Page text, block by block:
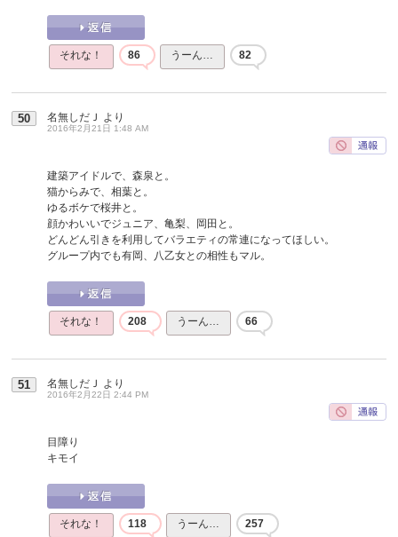
それな！ 86 うーん… 82
50 名無しだＪ より
2016年2月21日 1:48 AM
建築アイドルで、森泉と。
猫からみで、相葉と。
ゆるボケで桜井と。
顔かわいいでジュニア、亀梨、岡田と。
どんどん引きを利用してバラエティの常連になってほしい。
グループ内でも有岡、八乙女との相性もマル。
それな！ 208 うーん… 66
51 名無しだＪ より
2016年2月22日 2:44 PM
目障り
キモイ
それな！ 118 うーん… 257